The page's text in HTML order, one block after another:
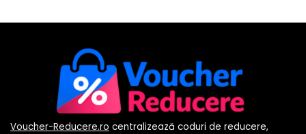
Voucher-Reducere.ro centralizează coduri de reducere,